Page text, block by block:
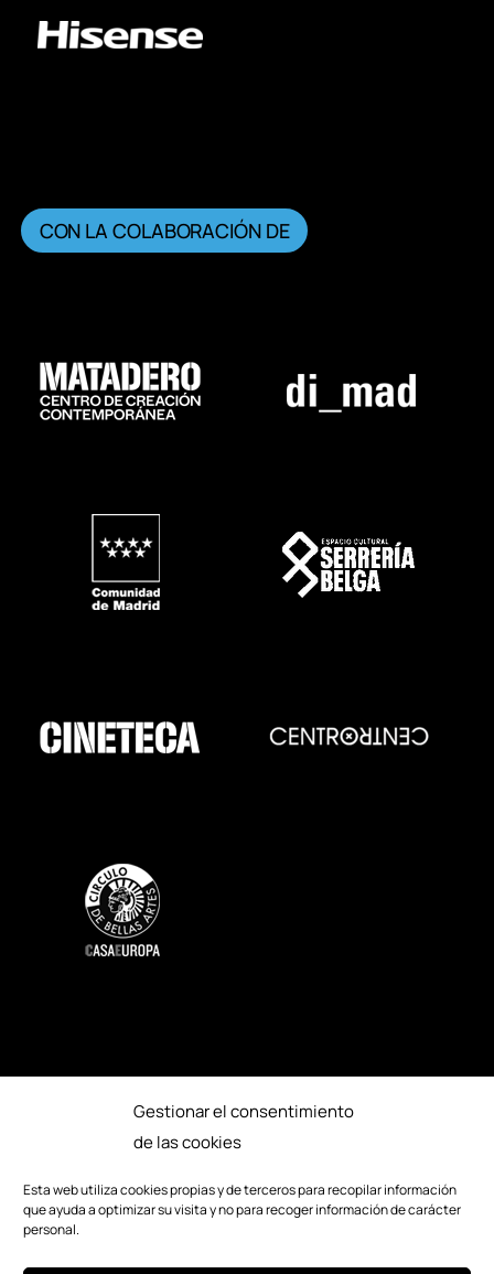
Gestionar el consentimiento
de las cookies
Esta web utiliza cookies propias y de terceros para recopilar información
que ayuda a optimizar su visita y no para recoger información de carácter
personal.
CON LA COLABORACIÓN DE
SOSTENIBILIDAD ACCESIBILIDAD
EDICIONES ANTERIORES